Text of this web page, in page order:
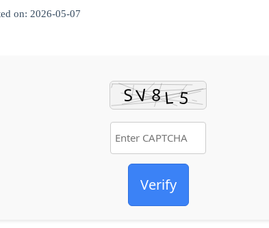
on: 2026-05-07
Verify